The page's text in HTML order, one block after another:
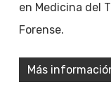
en Medicina del
Forense.
Más